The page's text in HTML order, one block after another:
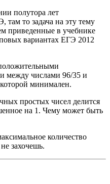
полутора лет
там то задача на эту тему
приведенные в учебнике
вариантах ЕГЭ 2012
между числами 96/35 и
минимален.
простых чисел делится
на 1. Чему может быть
количество
захочешь.